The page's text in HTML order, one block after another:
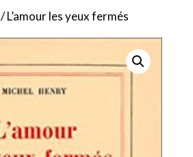
/ L’amour les yeux fermés